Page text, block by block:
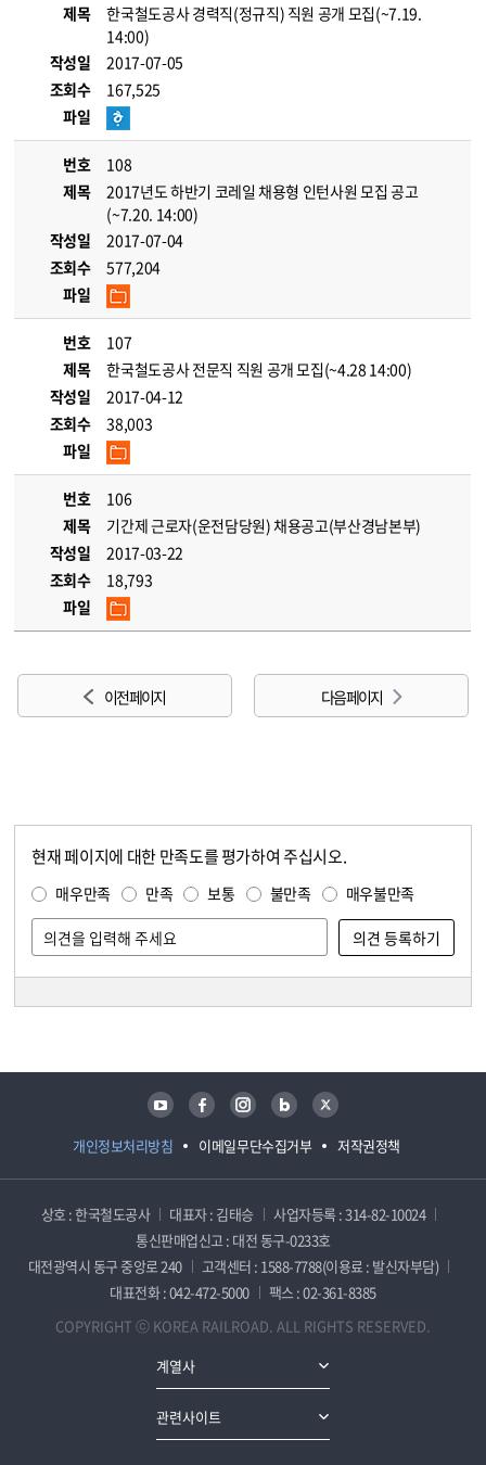
제목
한국철도공사 경력직(정규직) 직원 공개 모집(~7.19.
14:00)
작성일
2017-07-05
조회수
167,525
파일
번호
108
제목
2017년도 하반기 코레일 채용형 인턴사원 모집 공고
(~7.20. 14:00)
작성일
2017-07-04
조회수
577,204
파일
번호
107
제목
한국철도공사 전문직 직원 공개 모집(~4.28 14:00)
작성일
2017-04-12
조회수
38,003
파일
번호
106
제목
기간제 근로자(운전담당원) 채용공고(부산경남본부)
작성일
2017-03-22
조회수
18,793
파일
이전 페이지 다음 페이지
현재 페이지에 대한 만족도를 평가하여 주십시오.
매우만족 만족 보통 불만족 매우불만족
개인정보처리방침 이메일무단수집거부 저작권정책
유튜브 페이스북 인스타그램 블로그 트위터
상호 : 한국철도공사 대표자 : 김태승
사업자등록 : 314-82-10024
통신판매업신고 : 대전 동구-0233호
대전광역시 동구 중앙로 240
고객센터 : 1588-7788(이용료 : 발신자부담)
대표전화 : 042-472-5000
팩스 : 02-361-8385
COPYRIGHT ⓒ KOREA RAILROAD. ALL RIGHTS RESERVED.
계열사
관련사이트